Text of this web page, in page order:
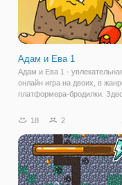
Адам и Ева 1
Адам и Ева 1 -
онлайн игра на двоих, в
платформера-бродилки.
первых людей, где будете
поделать долгий путь, чтобы
добраться до
18 2